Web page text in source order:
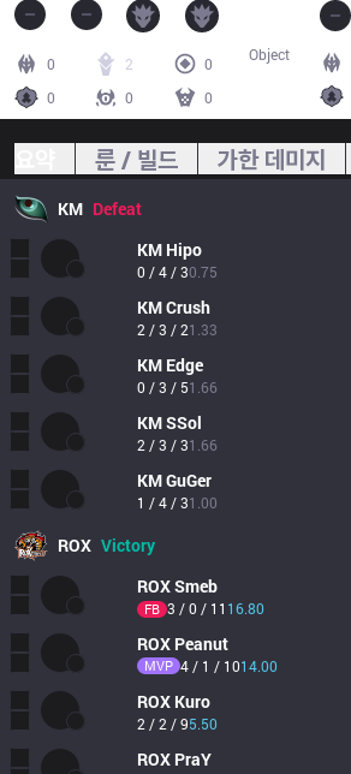
0 2
0
0
0 0
Object
룬 / 빌드 가한 데미지
KM Defeat
KM Hipo
0 / 4 / 30.75
KMCrush
2 / 3 / 21.33
KM Edge
0 / 3 / 51.66
KMSSol
2 / 3 / 31.66
KMGuGer
1 / 4 / 31.00
ROX Victory
ROXSmeb
FB 3 / 0 / 11 16.80
ROX Peanut
MVP 4 / 1 / 1014.00
ROX Kuro
2 / 2 / 95.50
ROX PraY